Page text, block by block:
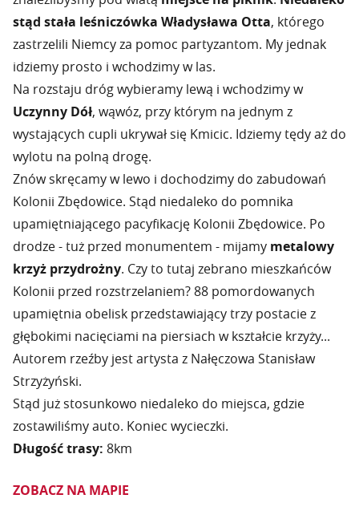
stąd stała leśniczówka Władysława Otta, którego
zastrzelili Niemcy za pomoc partyzantom. My jednak
idziemy prosto i wchodzimy w las.
Na rozstaju dróg wybieramy lewą i wchodzimy w
Uczynny Dół, wąwóz, przy którym na jednym z
wystających cupli ukrywał się Kmicic. Idziemy tędy aż do
wylotu na polną drogę.
Znów skręcamy w lewo i dochodzimy do zabudowań
Kolonii Zbędowice. Stąd niedaleko do pomnika
upamiętniającego pacyfikację Kolonii Zbędowice. Po
drodze - tuż przed monumentem - mijamy metalowy
krzyż przydrożny. Czy to tutaj zebrano mieszkańców
Kolonii przed rozstrzelaniem? 88 pomordowanych
upamiętnia obelisk przedstawiający trzy postacie z
głębokimi nacięciami na piersiach w kształcie krzyży...
Autorem rzeźby jest artysta z Nałęczowa Stanisław
Strzyżyński.
Stąd już stosunkowo niedaleko do miejsca, gdzie
zostawiliśmy auto. Koniec wycieczki.
Długość trasy: 8km
ZOBACZ NA MAPIE